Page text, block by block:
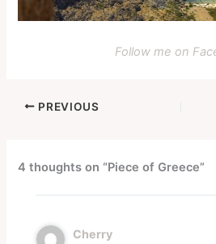
Follow me on
PREVIOUS
4 thoughts on “Piece of Greece”
Cherry